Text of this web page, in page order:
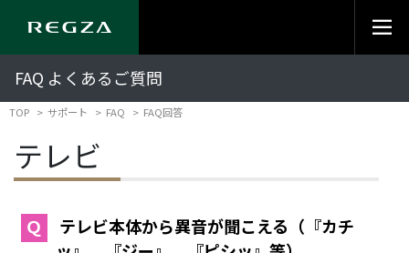
FAQ よくあるご質問
TOP サポート FAQ FAQ回答
テレビ